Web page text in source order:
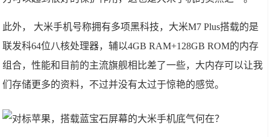
此外， 大米手机号称拥有多项黑科技，大米M7 Plus搭载的是
联发科64位八核处理器，辅以4GB RAM+128GB ROM的内存
组合，性能和目前的主流旗舰相比差了一些，大内存可以让我
们存储更多的资料，不过并没有太过于惊艳的感觉。